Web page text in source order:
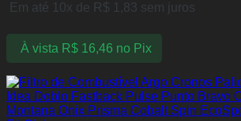
Em até 10x de R$ 1,83 sem juros
À vista R$16,46 no Pix